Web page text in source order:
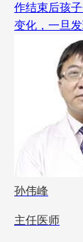
作结束后孩
变化，一旦
孙伟峰
主任医师